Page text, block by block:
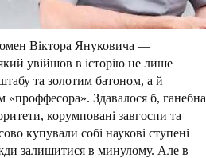
Віктора Януковича —
увійшов в історію не лише
та золотим батоном, а й
Здавалося б, ганебна
корумповані завгоспи та
купували собі наукові ступені
залишитися в минулому. Але в